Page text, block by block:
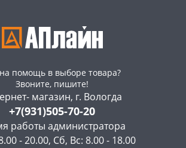
помощь в выборе товара?
Звоните, пишите!
магазин, г. Вологда
+7(931)505-70-20
работы администратора
- 20.00, Сб, Вс: 8.00 - 18.00